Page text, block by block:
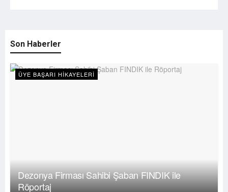
Son Haberler
ÜYE BAŞARI HIKAYELERI
Dezonya Firması Sahibi Şaban FINDIK ile
Röportaj